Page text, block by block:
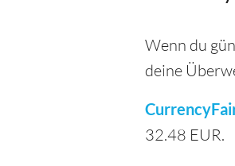
Wenn du
deine
32.48 EUR.